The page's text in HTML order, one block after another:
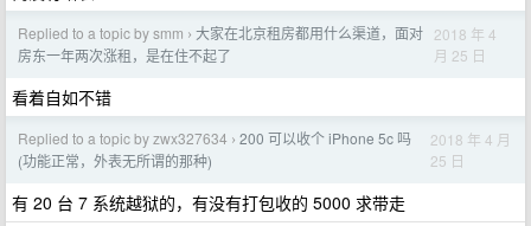
Replied to a topic by smm › 大家在北京租房都用什么渠道，面对
房东一年两次涨租，是在住不起了
2018 年 4
月 25 日
看着自如不错
Replied to a topic by zwx327634 › 200 可以收个 iPhone 5c 吗
(功能正常，外表无所谓的那种)
2018 年 4 月
25 日
有 20 台 7 系统越狱的，有没有打包收的 5000 求带走